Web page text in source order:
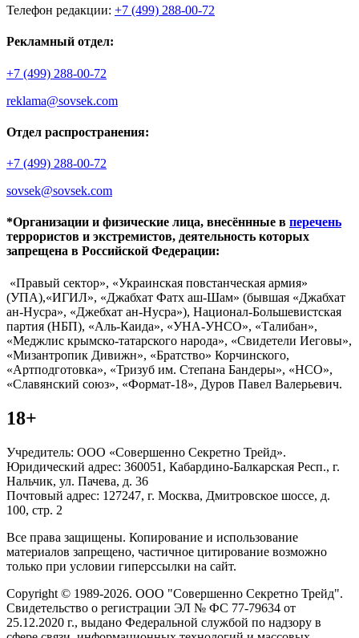
Телефон редакции: +7 (499) 288-00-72
Рекламный отдел:
+7 (499) 288-00-72
reklama@sovsek.com
Отдел распространения:
+7 (499) 288-00-72
sovsek@sovsek.com
*Организации и физические лица, внесённные в перечень
террористов и экстремистов, деятельность которых
запрещена в Российской Федерации:
«Правый сектор», «Украинская повстанческая армия»
(УПА),«ИГИЛ», «Джабхат Фатх аш-Шам» (бывшая «Джабхат
ан-Нусра», «Джебхат ан-Нусра»), Национал-Большевистская
партия (НБП), «Аль-Каида», «УНА-УНСО», «Талибан»,
«Меджлис крымско-татарского народа», «Свидетели Иеговы»,
«Мизантропик Дивижн», «Братство» Корчинского,
«Артподготовка», «Тризуб им. Степана Бандеры», «НСО»,
«Славянский союз», «Формат-18», Дуров Павел Валерьевич.
18+
Учредитель: ООО «Совершенно Секретно Трейд».
Юридический адрес: 360051, Кабардино-Балкарская Респ., г.
Нальчик, ул. Пачева, д. 36
Почтовый адрес: 127247, г. Москва, Дмитровское шоссе, д.
100, стр. 2
Все права защищены. Копирование и использование
материалов запрещено, частичное цитирование возможно
только при условии гиперссылки на сайт.
Copyright © 1989-2026. ООО "Совершенно Секретно Трейд".
Свидетельство о регистрации ЭЛ № ФС 77-79634 от
25.12.2020 г., выдано Федеральной службой по надзору в